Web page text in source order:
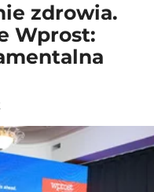
zdrowia.
Wprost: